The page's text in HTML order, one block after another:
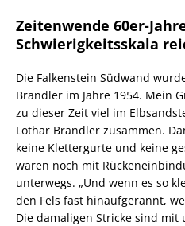
Zeitenwende 60er-
Schwierigkeitsskala
Die Falkenstein Südwand
Brandler im Jahre 1954. Mein
zu dieser Zeit viel im
Lothar Brandler zusammen.
keine Klettergurte und keine
waren noch mit
unterwegs. „Und wenn es so
den Fels fast hinaufgerannt,
Die damaligen Stricke sind mit